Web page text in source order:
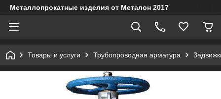
Металлопрокатные изделия от Металон 2017
Товары и услуги Трубопроводная арматура